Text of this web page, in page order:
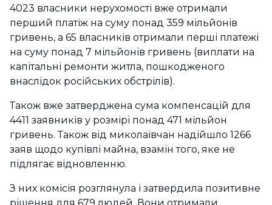
4023 власники нерухомості вже отримали
перший платіж на суму понад 359 мільйонів
гривень, а 65 власників отримали перші платежі
на суму понад 7 мільйонів гривень (виплати на
капітальні ремонти житла, пошкодженого
внаслідок російських обстрілів).
Також вже затверджена сума компенсацій для
4411 заявників у розмірі понад 471 мільйон
гривень. Також від миколаївчан надійшло 1266
заяв щодо купівлі майна, взамін того, яке не
підлягає відновленню.
З них комісія розглянула і затвердила позитивне